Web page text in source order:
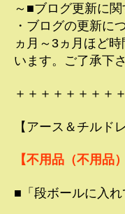
～■ブログ更新に
・ブログの更新に
ヵ月～3ヵ月ほど
います。ご了承下さ
＋＋＋＋＋＋＋＋
【アース＆チルド
【不用品（不用品
■「段ボールに入